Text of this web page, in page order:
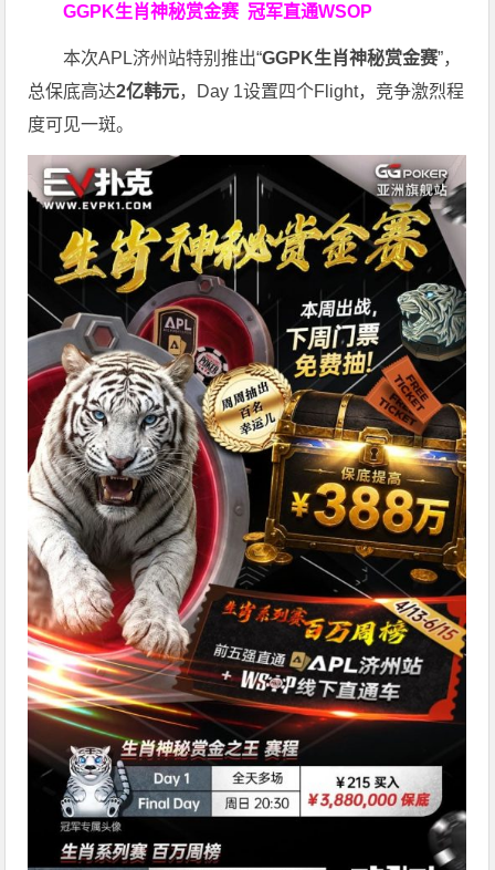
GGPK生肖神秘赏金赛冠军直通WSOP
本次APL济州站特别推出“GGPK生肖神秘赏金赛”，
总保底高达2亿韩元，Day 1设置四个Flight，竞争激烈程
度可见一斑。